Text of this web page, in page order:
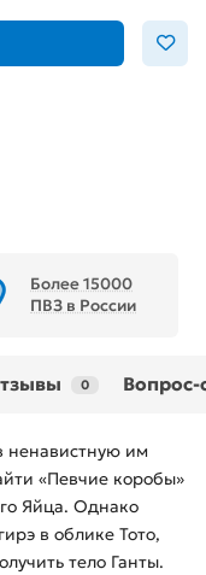
Более 15000
ПВЗ в России
0 Вопрос-
ненавистную им
«Певчие коробы»
Яйца. Однако
в облике Тото,
тело Ганты.